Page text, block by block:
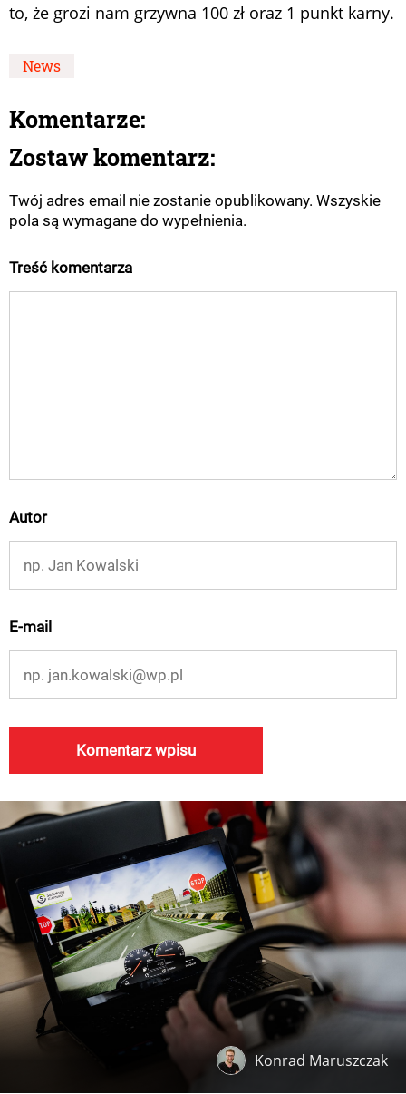
to, że grozi nam grzywna 100 zł oraz 1 punkt karny.
News
Komentarze:
Zostaw komentarz:
Twój adres email nie zostanie opublikowany. Wszyskie
pola są wymagane do wypełnienia.
Treść komentarza
Autor
E-mail
Konrad Maruszczak